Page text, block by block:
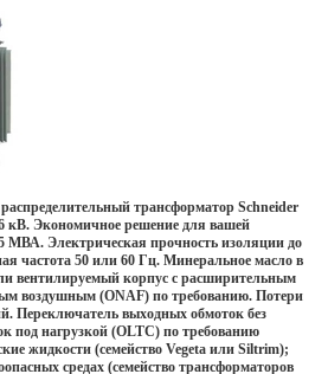
трансформатор Schneider
кВ. Экономичное решение для вашей
МВА. Электрическая прочность изоляции до
частота 50 или 60 Гц. Минеральное масло в
вентилируемый корпус с расширительным
воздушным (ONAF) по требованию. Потери
Переключатель выходных обмоток без
под нагрузкой (OLTC) по требованию
жидкости (семейство Vegeta или Siltrim);
средах (семейство трансформаторов